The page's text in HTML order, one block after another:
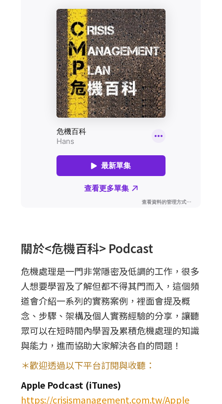
關於<危機百科> Podcast
危機處理是一門非常隱密及低調的工作，很多
人想要學習及了解但都不得其門而入，這個頻
道會介紹一系列的實務案例，裡面會提及概
念、步驟、架構及個人實務經驗的分享，讓聽
眾可以在短時間內學習及累積危機處理的知識
與能力，進而協助大家解決各自的問題！
＊歡迎透過以下平台訂閱與收聽：
Apple Podcast (iTunes)
https://crisismanagement.com.tw/Apple